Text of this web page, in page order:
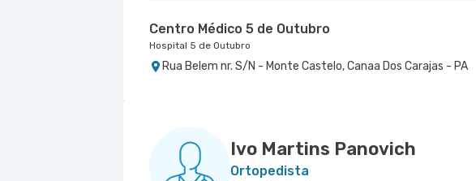
Centro Médico 5 de Outubro
Hospital 5 de Outubro
Rua Belem nr. S/N - Monte Castelo, Canaa Dos Carajas - PA
Ivo Martins Panovich
Ortopedista